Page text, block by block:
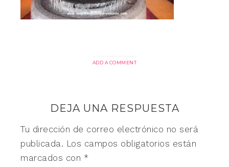
ADD A COMMENT
DEJA UNA RESPUESTA
Tu dirección de correo electrónico no será
publicada. Los campos obligatorios están
marcados con *